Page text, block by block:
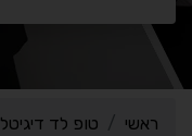
ראשי טופ לד דיגיטל